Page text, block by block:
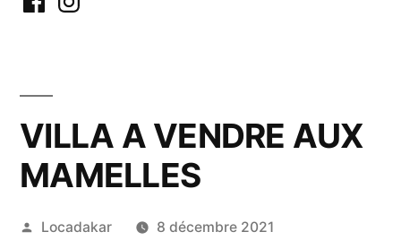
VILLA A VENDRE AUX
MAMELLES
Publié
Locadakar 8 décembre 2021